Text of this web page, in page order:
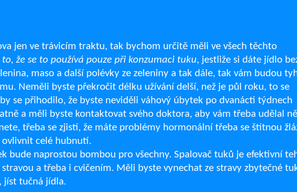
jen ve trávicím traktu, tak bychom určitě měli ve všech těchto
že se to používá pouze při konzumaci tuku, jestliže si dáte jídlo
maso a další polévky ze zeleniny a tak dále, tak vám budou
Neměli byste překročit délku užívání delší, než je půl roku, to se
se přihodilo, že byste neviděli váhový úbytek po dvanácti týdnech
a měli byste kontaktovat svého doktora, aby vám třeba udělal
třeba se zjistí, že máte problémy hormonální třeba se štítnou
celé hubnutí.
bude naprostou bombou pro všechny. Spalovač tuků je efektivní
a třeba i cvičením. Měli byste vynechat ze stravy zbytečné
jíst tučná jídla.